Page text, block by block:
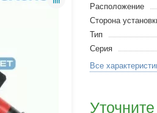
Расположение
Сторона
Тип
Серия
Все